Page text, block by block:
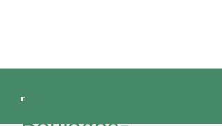
Patrimoine de